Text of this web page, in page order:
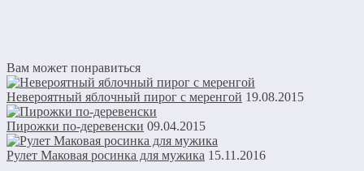
Вам может понравиться
Невероятный яблочный пирог с меренгой 19.08.2015
Пирожки по-деревенски 09.04.2015
Рулет Маковая росинка для мужика 15.11.2016